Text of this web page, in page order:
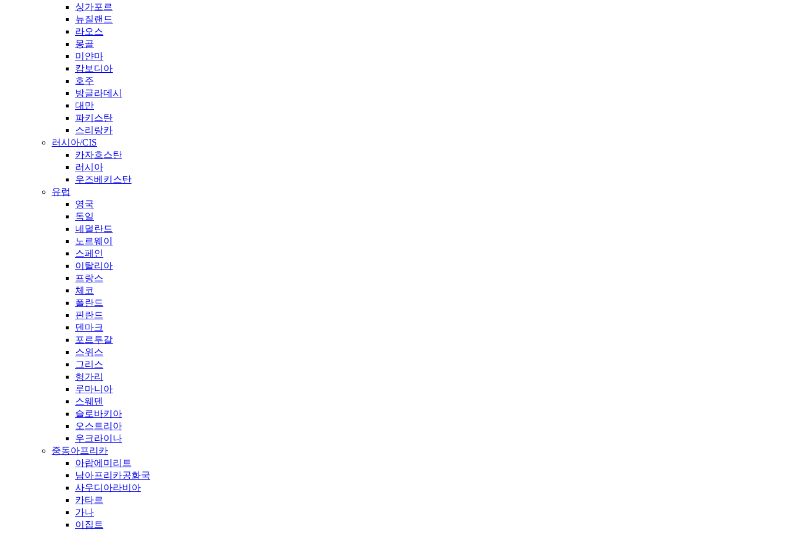
싱가포르
뉴질랜드
라오스
몽골
미얀마
캄보디아
호주
방글라데시
대만
파키스탄
스리랑카
러시아/CIS
카자흐스탄
러시아
우즈베키스탄
유럽
영국
독일
네덜란드
노르웨이
스페인
이탈리아
프랑스
체코
폴란드
핀란드
덴마크
포르투갈
스위스
그리스
헝가리
루마니아
스웨덴
슬로바키아
오스트리아
우크라이나
중동아프리카
아랍에미리트
남아프리카공화국
사우디아라비아
카타르
가나
이집트